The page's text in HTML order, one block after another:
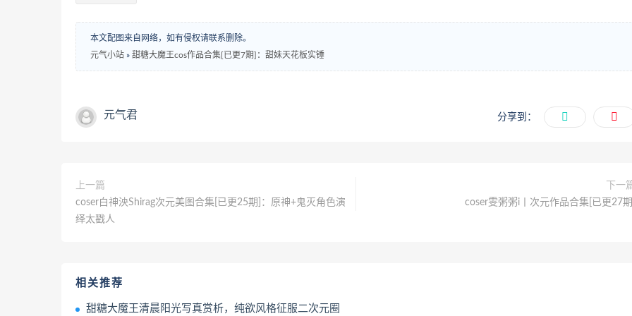
本文配图来自网络，如有侵权请联系删除。
元气小站 » 甜糖大魔王cos作品合集[已更7期]：甜妹天花板实锤
元气君 分享到：
上一篇
coser白神泱Shirag次元美图合集[已更25期]：原神+鬼灭角色演
绎太戳人
下一
coser雯粥粥i丨次元作品合集[已更27
相关推荐
甜糖大魔王清晨阳光写真赏析​​，纯欲风格征服二次元圈